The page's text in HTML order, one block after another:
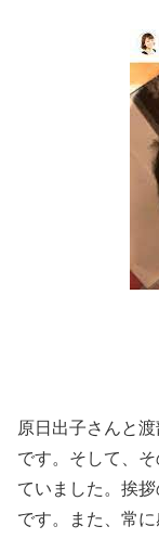
原日出子さんと
です。そして、
ていました。挨
です。また、常